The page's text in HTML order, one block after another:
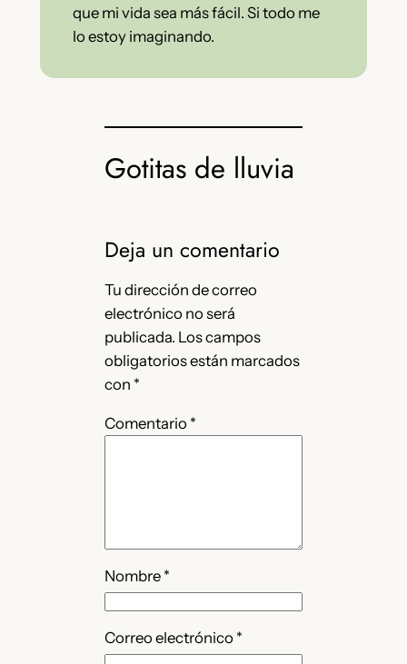
que mi vida sea más fácil. Si todo me
lo estoy imaginando.
Gotitas de lluvia
Deja un comentario
Tu dirección de correo
electrónico no será
publicada. Los campos
obligatorios están marcados
con *
Comentario *
Nombre *
Correo electrónico *